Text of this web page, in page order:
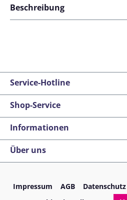
Beschreibung
Service-Hotline
Shop-Service
Informationen
Über uns
Impressum AGB Datenschutz